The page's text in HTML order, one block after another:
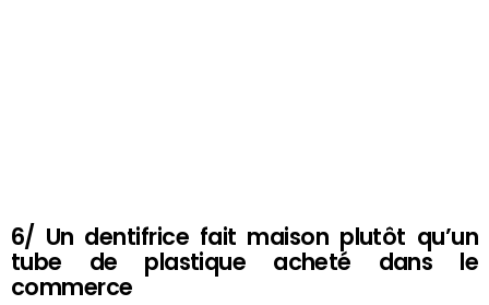
6/ Un dentifrice fait maison plutôt qu’un
tube de plastique acheté dans le
commerce